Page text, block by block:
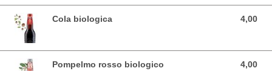
Cola biologica 4,00
4,00 EUR
Pompelmo rosso biologico 4,00
4,00 EUR